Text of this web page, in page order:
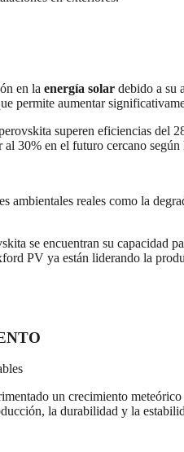
en la energía solar debido a su
permite aumentar
superen eficiencias del
30% en el futuro cercano​ según
ambientales reales como la
se encuentran su
PV ya están liderando la
un crecimiento
la durabilidad y la